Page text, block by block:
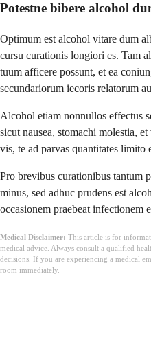
Potestne bibere alcohol
Optimum est alcohol vitare dum
cursu curationis longiori es. Tam
tuum afficere possunt, et ea
secundariorum iecoris relatorum
Alcohol etiam nonnullos effectus
sicut nausea, stomachi molestia,
vis, te ad parvas quantitates limito
Pro brevibus curationibus tantum
minus, sed adhuc prudens est
occasionem praebeat infectionem
Medical Disclaimer: This article is for
medical advice. Always consult a qualified
decisions. If you are experiencing a medical
room immediately.